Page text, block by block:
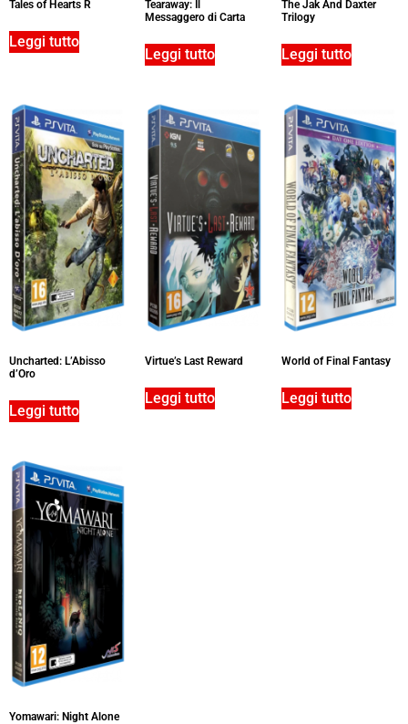
Tales of Hearts R
Leggi tutto
Tearaway: Il
Messaggero di Carta
Leggi tutto
The Jak And Daxter
Trilogy
Leggi tutto
Uncharted: L’Abisso
d’Oro
Leggi tutto
Virtue’s Last Reward
Leggi tutto
World of Final Fantasy
Leggi tutto
Yomawari: Night Alone